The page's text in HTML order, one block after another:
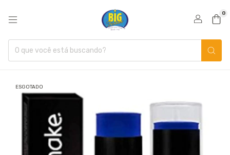
0
ESGOTADO